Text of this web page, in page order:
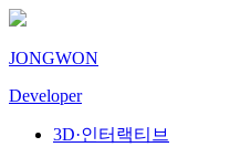
JONGWON
Developer
3D·인터랙티브